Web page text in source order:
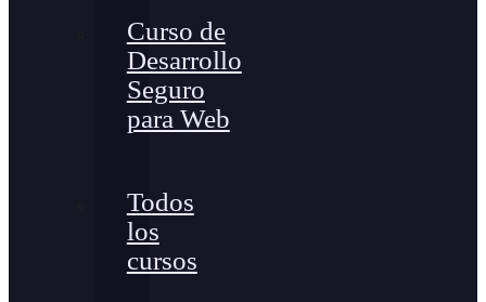
Curso de
Desarrollo
Seguro
para Web
Todos
los
cursos